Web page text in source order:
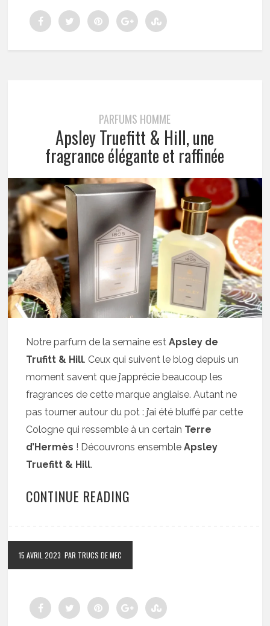
PARFUMS HOMME
Apsley Truefitt & Hill, une
fragrance élégante et raffinée
Notre parfum de la semaine estApsley de
Trufitt & Hill. Ceux qui suivent le blog depuis un
moment savent que j’apprécie beaucoup les
fragrances de cette marque anglaise. Autant ne
pas tourner autour du pot : j’ai été bluffé par cette
Cologne qui ressemble à un certain Terre
d’Hermès ! Découvrons ensembleApsley
Truefitt & Hill.
CONTINUE READING
15 AVRIL 2023 PAR TRUCS DE MEC